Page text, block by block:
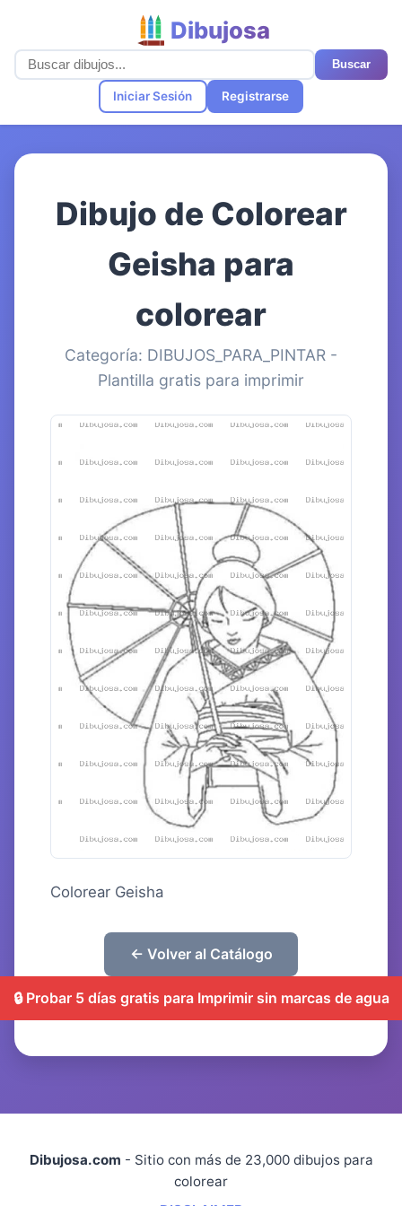
Dibujosa
Buscar
Iniciar Sesión Registrarse
Dibujo de Colorear
Geisha para
colorear
Categoría: DIBUJOS_PARA_PINTAR -
Plantilla gratis para imprimir
Colorear Geisha
← Volver al Catálogo
🔒 Probar 5 días gratis para Imprimir sin marcas de agua
Dibujosa.com - Sitio con más de 23,000 dibujos para
colorear